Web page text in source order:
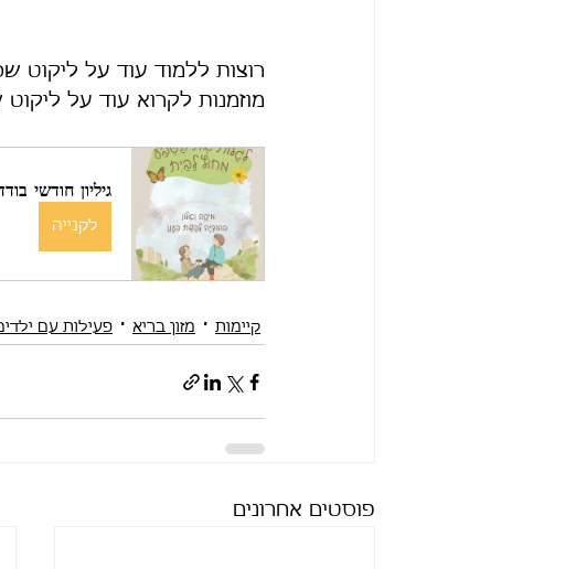
רוצות ללמוד עוד על ליקוט
מוזמנות לקרוא עוד על
גיליון חודשי
לקנייה
קיימות מזון בריא פעילות עם
פוסטים אחרונים